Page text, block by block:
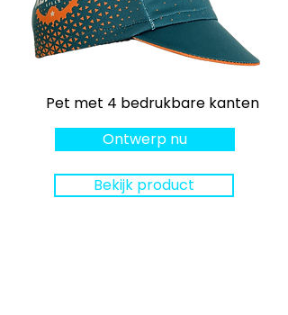
Pet met 4 bedrukbare kanten
Ontwerp nu
Bekijk product